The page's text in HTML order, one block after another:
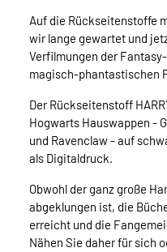
Auf die Rückseitenstoffe
wir lange gewartet und
Verfilmungen der
magisch-phantastischen
Der Rückseitenstoff
Hogwarts Hauswappen -
und Ravenclaw - auf
als Digitaldruck.
Obwohl der ganz große
abgeklungen ist, die
erreicht und die
Nähen Sie daher für sich